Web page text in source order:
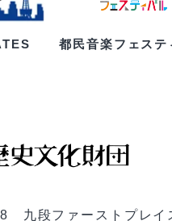
都民音楽フェステ
九段ファーストプレイ